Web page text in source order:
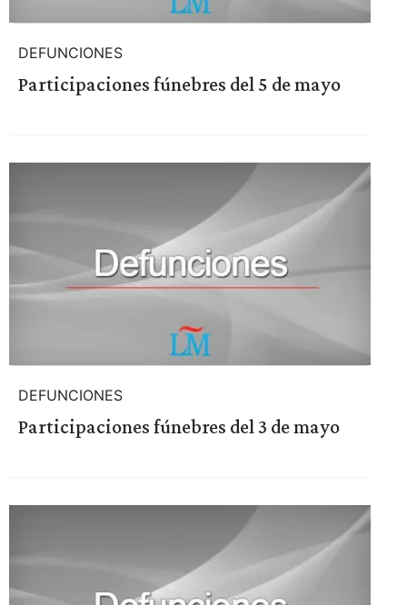
DEFUNCIONES
Participaciones fúnebres del 5 de mayo
DEFUNCIONES
Participaciones fúnebres del 3 de mayo